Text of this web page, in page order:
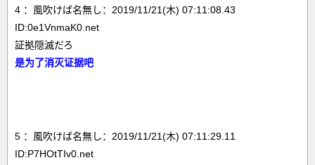
4 ：風吹けば名無し：2019/11/21(木) 07:11:08.43
ID:0e1VnmaK0.net
証拠隠滅だろ
是为了消灭证据吧
5 ：風吹けば名無し：2019/11/21(木) 07:11:29.11
ID:P7HOtTIv0.net